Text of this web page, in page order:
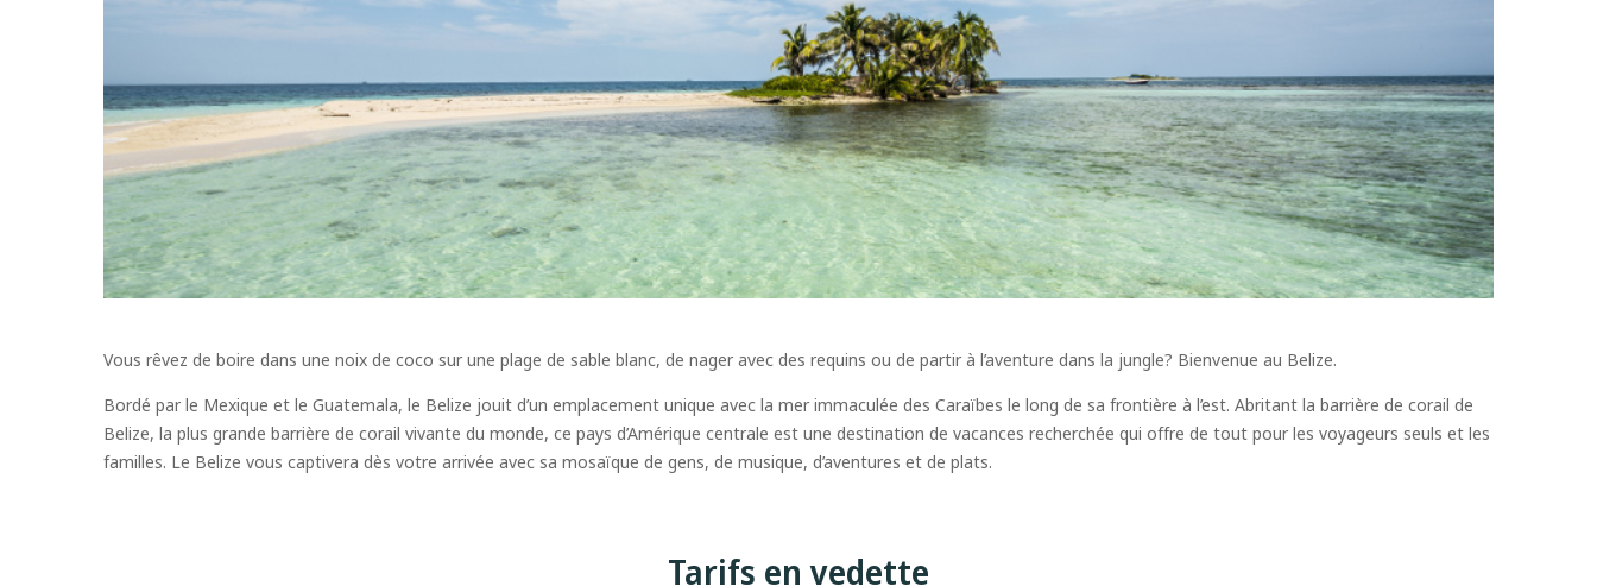
Vous rêvez de boire dans une noix de coco sur une plage de sable blanc, de nager avec des requins ou de partir à l’aventure dans la jungle? Bienvenue au Belize.
Bordé par le Mexique et le Guatemala, le Belize jouit d’un emplacement unique avec la mer immaculée des Caraïbes le long de sa frontière à l’est. Abritant la barrière de corail de
Belize, la plus grande barrière de corail vivante du monde, ce pays d’Amérique centrale est une destination de vacances recherchée qui offre de tout pour les voyageurs seuls et les
familles. Le Belize vous captivera dès votre arrivée avec sa mosaïque de gens, de musique, d’aventures et de plats.
Tarifs en vedette